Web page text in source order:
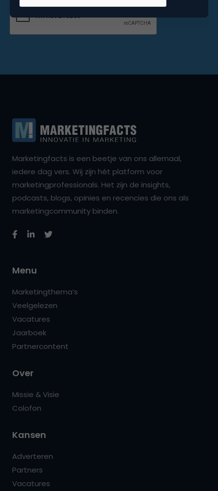
Marketingfacts is een beetje van ons allemaal,
iedere dag vers. Wij zijn hét platform voor
marketingprofessionals. Het zijn de insights,
podcasts, blogs, opinies en recencies die ons als
marketingcommunity binden.
Menu
Marketingthema’s
Veelgelezen
Vacatures
Jaarboek
Partnercontent
Over
Missie & Visie
Colofon
Kansen
Adverteren
Partners
Vacatures